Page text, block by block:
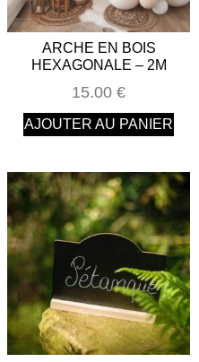
ARCHE EN BOIS
HEXAGONALE – 2M
15.00 €
AJOUTER AU PANIER